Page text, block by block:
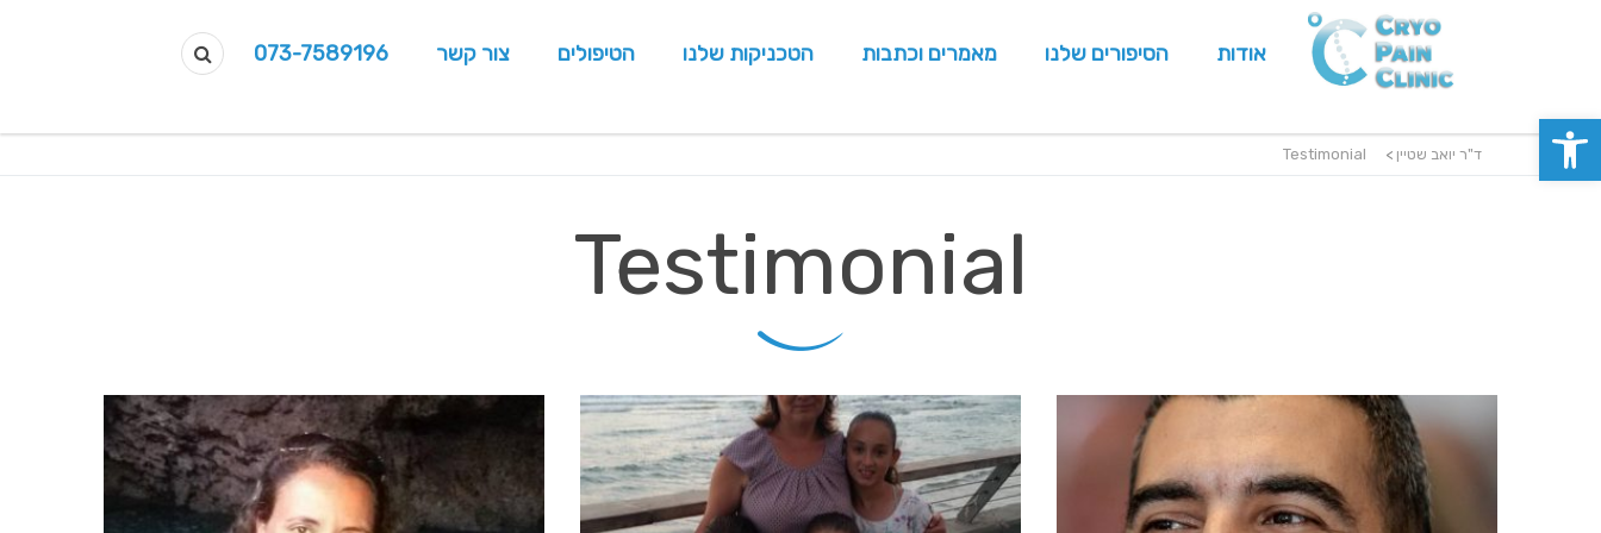
פתח סרגל נגישות
073-7589196 צור קשר הטיפולים הטכניקות שלנו מאמרים וכתבות הסיפורים שלנו אודות
ד"ר יואב שטיין >
Testimonial
Testimonial